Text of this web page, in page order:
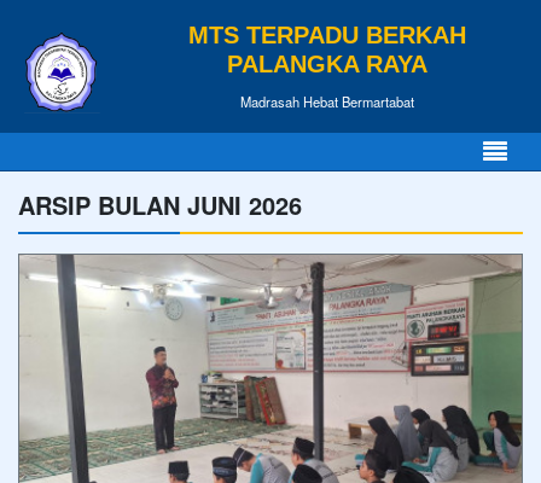
MTS TERPADU BERKAH
PALANGKA RAYA
Madrasah Hebat Bermartabat
ARSIP BULAN JUNI 2026